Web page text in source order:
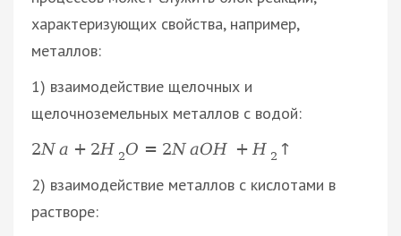
характеризующих свойства, например,
металлов:
1) взаимодействие щелочных и
щелочноземельных металлов с водой:
2Na + 2H 2O = 2NaOH + H 2 ↑
2) взаимодействие металлов с кислотами в
растворе: